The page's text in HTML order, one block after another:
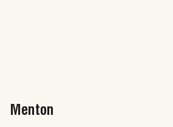
Menton